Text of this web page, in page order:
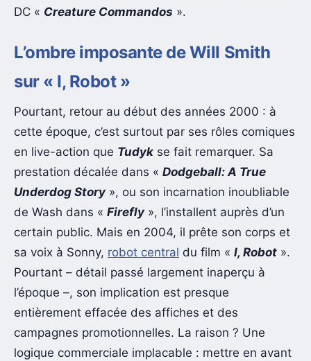
DC « Creature Commandos ».
L’ombre imposante de Will Smith
sur « I, Robot »
Pourtant, retour au début des années 2000 : à
cette époque, c’est surtout par ses rôles comiques
en live-action que Tudyk se fait remarquer. Sa
prestation décalée dans « Dodgeball: A True
Underdog Story», ou son incarnation inoubliable
de Wash dans « Firefly», l’installent auprès d’un
certain public. Mais en 2004, il prête son corps et
sa voix à Sonny, robot central du film « I, Robot ».
Pourtant – détail passé largement inaperçu à
l’époque –, son implication est presque
entièrement effacée des affiches et des
campagnes promotionnelles. La raison ? Une
logique commerciale implacable : mettre en avant